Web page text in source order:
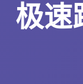
极速